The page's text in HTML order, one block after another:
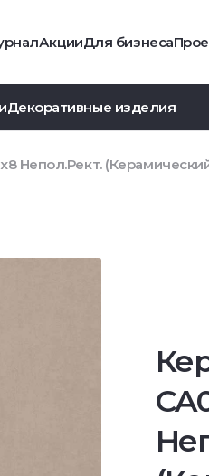
АкцииДля бизнеса
Декоративные изделия
Непол.Рект.